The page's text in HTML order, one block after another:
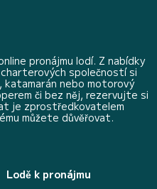
pronájmu lodí. Z nabídky
společností si
nebo motorový
či bez něj, rezervujte si
je zprostředkovatelem
můžete důvěřovat.
Lodě k pronájmu